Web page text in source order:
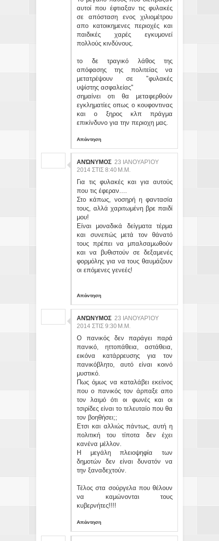
αυτοί που έφτιαξαν τις φυλακές
σε απόσταση ενος χιλιομέτρου
απο κατοικημενες περιοχές και
παιδικές χαρές εγκυμονεί
πολλούς κινδύνους.
το δε τραγικό λάθος της
απόφασης της πολιτείας να
μετατρέψουν σε "φυλακές
υψίστης ασφαλείας"
σημαίνει οτι θα μεταφερθούν
εγκληματίες οπως ο κουφοντινας
και ο ξηρος κλπ πράγμα
επικίνδυνο για την περιοχη μας.
Απάντηση
ΑΝΏΝΥΜΟΣ 23 ΙΑΝΟΥΑΡΊΟΥ
2014 ΣΤΙΣ 8:40 Μ.Μ.
Για τις φυλακές και για αυτούς
που τις έφεραν....
Στο κάπως, νοσηρή η φαντασία
τους, αλλά χαριτωμένη βρε παιδί
μου!
Είναι μοναδικά δείγματα τέρμα
και συνεπώς μετά τον θάνατό
τους πρέπει να μπαλσαμωθούν
και να βυθιστούν σε δεξαμενές
φορμόλης για να τους θαυμάζουν
οι επόμενες γενεές!
Απάντηση
ΑΝΏΝΥΜΟΣ 23 ΙΑΝΟΥΑΡΊΟΥ
2014 ΣΤΙΣ 9:30 Μ.Μ.
Ο πανικός δεν παράγει παρά
πανικό, ηττοπάθεια, αστάθεια,
εικόνα κατάρρευσης για τον
πανικόβλητο, αυτό είναι κοινό
μυστικό.
Πως όμως να καταλάβει εκείνος
που ο πανικός τον άρπαξε απο
τον λαιμό ότι οι φωνές και οι
τσιρίδες είναι το τελευταίο που θα
τον βοηθήσει;;
Ετσι και αλλιώς πάντως, αυτή η
πολιτική του τίποτα δεν έχει
κανένα μέλλον.
Η μεγάλη πλειοψηφία των
δημοτών δεν είναι δυνατόν να
την ξαναδεχτούν.
Τέλος στα σούργελα που θέλουν
να καμώνονται τους
κυβερνήτες!!!!
Απάντηση